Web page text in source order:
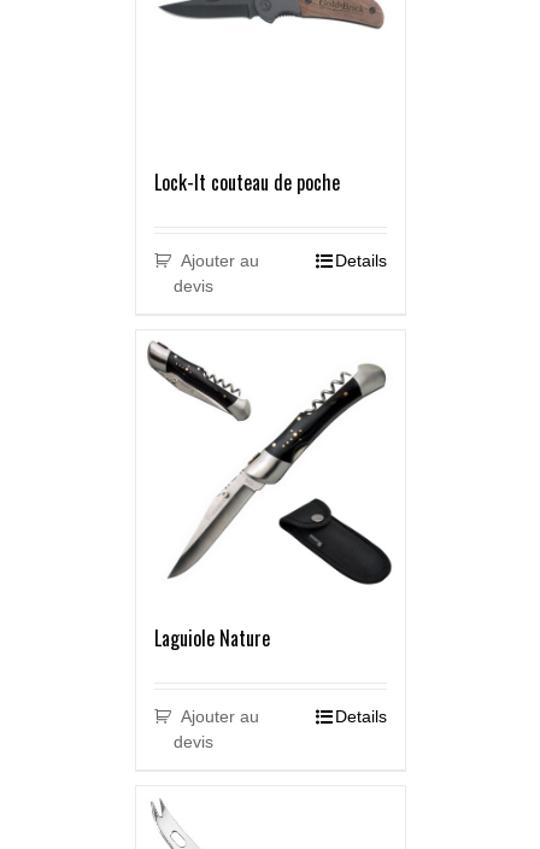
Lock-It couteau de poche
Ajouter au
devis
Details
Laguiole Nature
Ajouter au
devis
Details